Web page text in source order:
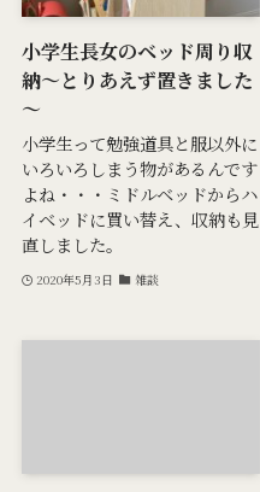
小学生長女のベッド周り収
納～とりあえず置きました
～
小学生って勉強道具と服以外に
いろいろしまう物があるんです
よね・・・ミドルベッドからハ
イベッドに買い替え、収納も見
直しました。
2020年5月3日 雑談